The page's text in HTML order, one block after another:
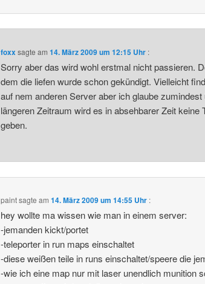
foxx sagte am 14. März 2009 um 12:15 Uhr :
Sorry aber das wird wohl erstmal nicht passieren.
dem die liefen wurde schon gekündigt. Vielleicht
auf nem anderen Server aber ich glaube zumindest
längeren Zeitraum wird es in absehbarer Zeit keine
geben.
paintsagte am 14. März 2009 um 14:55 Uhr :
hey wollte ma wissen wie man in einem server:
-jemanden kickt/portet
-teleporter in run maps einschaltet
-diese weißen teile in runs einschaltet/speere die
-wie ich eine map nur mit laser unendlich munition